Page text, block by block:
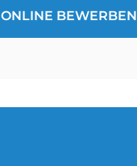
ONLINE BEWERBEN